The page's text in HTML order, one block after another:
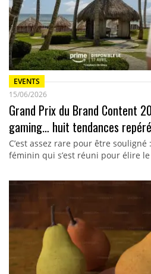
EVENTS
15/06/2026
Grand Prix du Brand Content
gaming… huit tendances
C’est assez rare pour être souligné
féminin qui s’est réuni pour élire